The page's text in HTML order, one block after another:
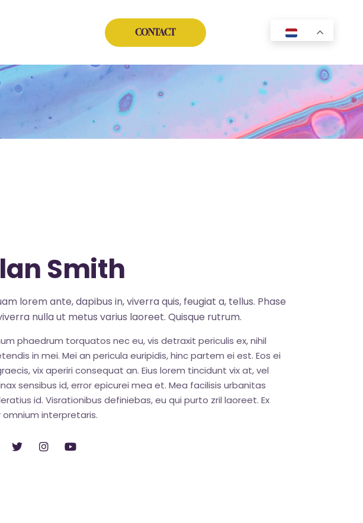
CONTACT YouTube
TikTok
Smith
lorem ante, dapibus in, viverra quis, feugiat a, tellus. Phase
nulla ut metus varius laoreet. Quisque rutrum.
phaedrum torquatos nec eu, vis detraxit periculis ex, nihil
in mei. Mei an pericula euripidis, hinc partem ei est. Eos ei
vix aperiri consequat an. Eius lorem tincidunt vix at, vel
sensibus id, error epicurei mea et. Mea facilisis urbanitas
id. Visrationibus definiebas, eu qui purto zril laoreet. Ex
omnium interpretaris.